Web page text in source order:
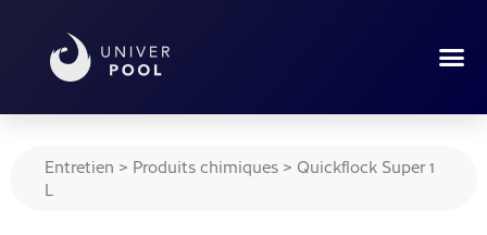
Entretien > Produits chimiques> Quickflock Super 1
L